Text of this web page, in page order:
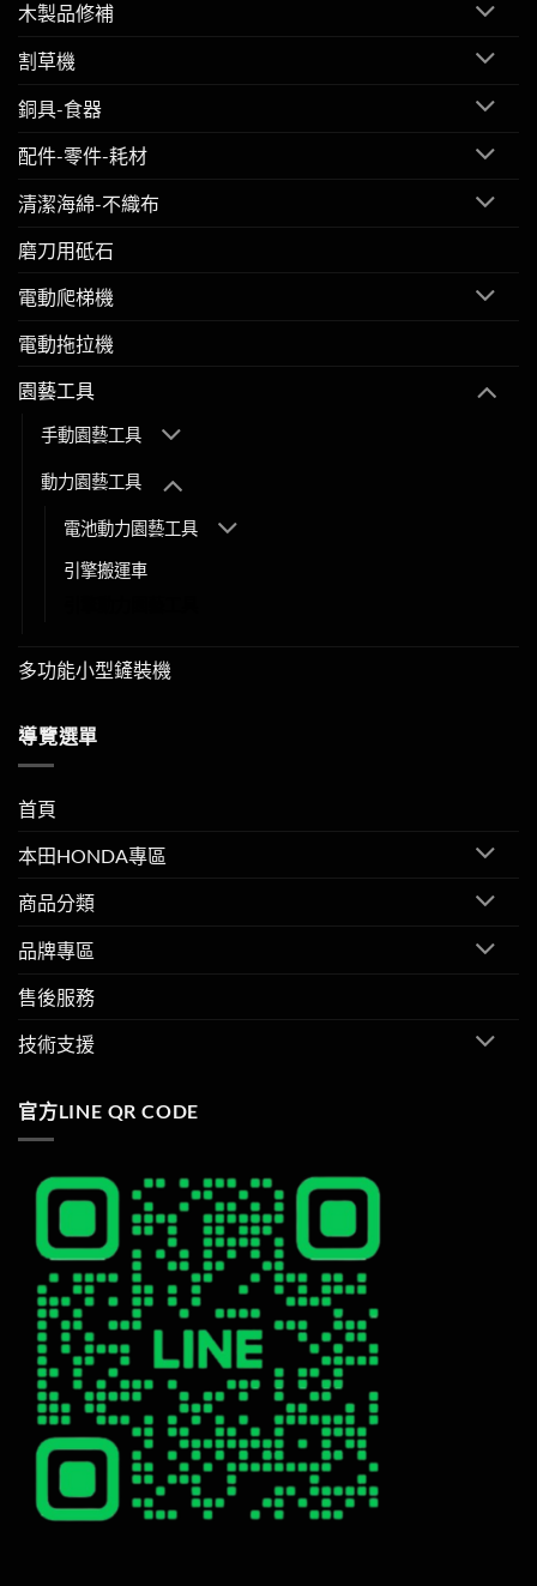
木製品修補
割草機
銅具-食器
配件-零件-耗材
清潔海綿-不織布
磨刀用砥石
電動爬梯機
電動拖拉機
園藝工具
手動園藝工具
動力園藝工具
電池動力園藝工具
引擎搬運車
多功能小型鏟裝機
導覽選單
首頁
本田HONDA專區
商品分類
品牌專區
售後服務
技術支援
官方LINE QR CODE